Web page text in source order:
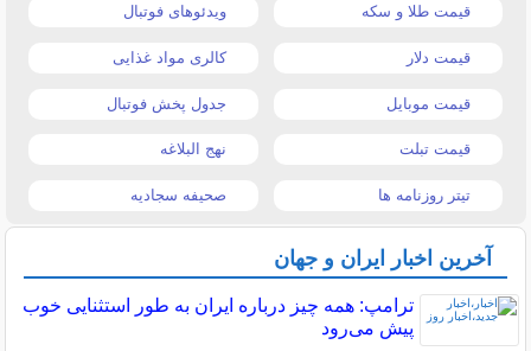
قیمت طلا و سکه ویدئوهای فوتبال
قیمت دلار کالری مواد غذایی
قیمت موبایل جدول پخش فوتبال
قیمت تبلت نهج البلاغه
تیتر روزنامه ها صحیفه سجادیه
آخرین اخبار ایران و جهان
ترامپ: همه چیز درباره ایران به طور استثنایی خوب
پیش می‌رود